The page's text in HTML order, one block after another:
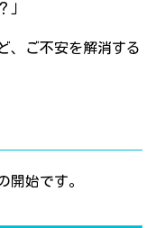
」
、ご不安を解消する
開始です。